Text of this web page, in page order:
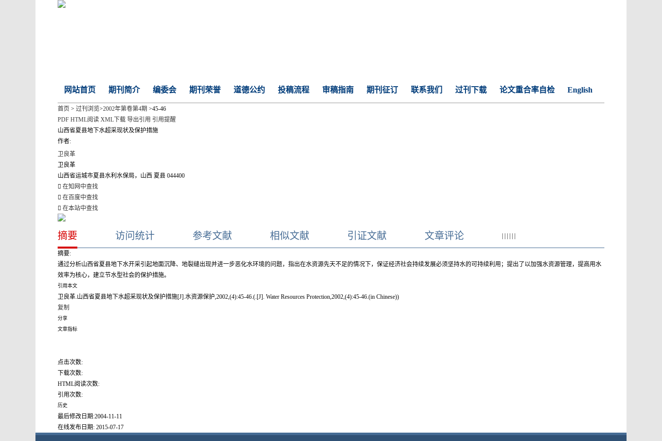
网站首页 期刊简介 编委会 期刊荣誉 道德公约 投稿流程 审稿指南 期刊征订 联系我们 过刊下载 论文重合率自检 English
首页 > 过刊浏览>2002年第卷第4期 >45-46
PDF HTML阅读 XML下载 导出引用 引用提醒
山西省夏县地下水超采现状及保护措施
作者:
卫良革
卫良革
山西省运城市夏县水利水保局，山西 夏县 044400
在知网中查找
在百度中查找
在本站中查找
摘要 访问统计 参考文献 相似文献 引证文献 文章评论
摘要:
通过分析山西省夏县地下水开采引起地面沉降、地裂缝出现并进一步恶化水环境的问题，指出在水资源先天不足的情况下，保证经济社会持续发展必须坚持水的可持续利用；提出了以加强水资源管理，提高用水
效率为核心，建立节水型社会的保护措施。
引用本文
卫良革.山西省夏县地下水超采现状及保护措施[J].水资源保护,2002,(4):45-46.(.[J]. Water Resources Protection,2002,(4):45-46.(in Chinese))
复制
分享
文章指标
点击次数:
下载次数:
HTML阅读次数:
引用次数:
历史
最后修改日期:2004-11-11
在线发布日期: 2015-07-17